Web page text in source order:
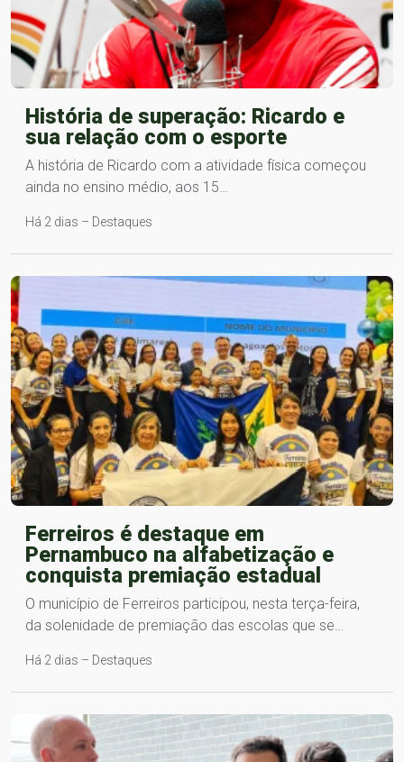
História de superação: Ricardo e
sua relação com o esporte
A história de Ricardo com a atividade física começou
ainda no ensino médio, aos 15…
Há 2 dias – Destaques
Ferreiros é destaque em
Pernambuco na alfabetização e
conquista premiação estadual
O município de Ferreiros participou, nesta terça-feira,
da solenidade de premiação das escolas que se…
Há 2 dias – Destaques